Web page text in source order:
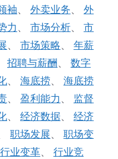
袖、 外卖业务、 外
力 、 市场分析、 市
、 市场策略、 年薪
招聘与薪酬 、 数字
、 海底捞、 海底捞
、 盈利能力 、 监督
、 经济数据、 经济
职场发展、 职场变
行业变革、 行业竞